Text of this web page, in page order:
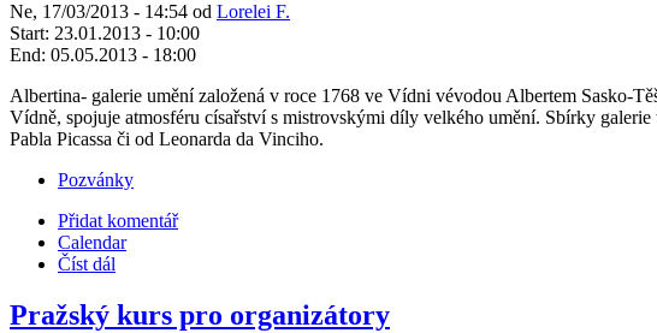
Ne, 17/03/2013 - 14:54 od Lorelei F.
Start: 23.01.2013 - 10:00
End: 05.05.2013 - 18:00
Albertina- galerie umění založená v roce 1768 ve Vídni vévodou Albertem Sasko-
Vídně, spojuje atmosféru císařství s mistrovskými díly velkého umění. Sbírky
Pabla Picassa či od Leonarda da Vinciho.
Pozvánky
Přidat komentář
Calendar
Číst dál
Pražský kurs pro organizátory